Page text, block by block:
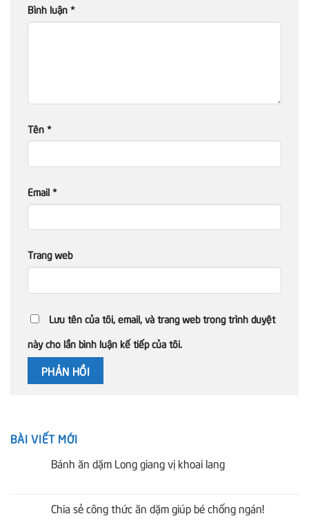
Bình luận *
Tên *
Email *
Trang web
Lưu tên của tôi, email, và trang web trong trình duyệt
này cho lần bình luận kế tiếp của tôi.
BÀI VIẾT MỚI
Bánh ăn dặm Long giang vị khoai lang
Chia sẻ công thức ăn dặm giúp bé chống ngán!